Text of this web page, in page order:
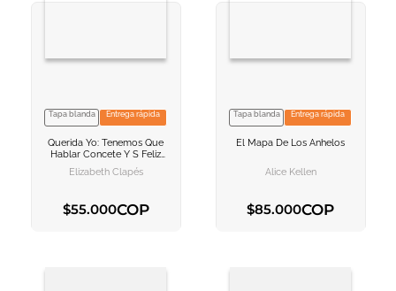
VER INFORMACION
AGREGAR AL
Tapa blanda Entrega rápida
Querida Yo: Tenemos Que
Hablar Concete Y S Feliz
Contigo
Elizabeth Clapés
$55.000COP
VER INFORMACION
Tapa blanda Entrega rápida
El Mapa De Los Anhelos
Alice Kellen
$85.000COP